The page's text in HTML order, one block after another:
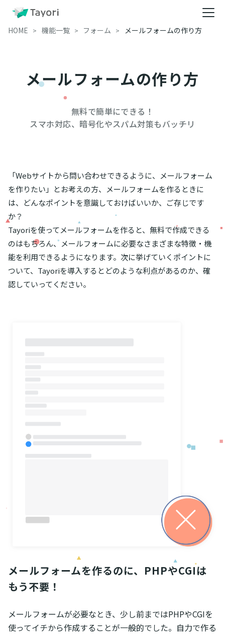
HOME 機能一覧 フォーム メールフォームの作り方
メールフォームの作り方
無料で簡単にできる！
スマホ対応、暗号化やスパム対策もバッチリ
「Webサイトから問い合わせできるように、メールフォーム
を作りたい」とお考えの方、メールフォームを作るときに
は、どんなポイントを意識しておけばいいか、ご存じです
か？
Tayoriを使ってメールフォームを作ると、無料で作成できる
のはもちろん、メールフォームに必要なさまざまな特徴・機
能を利用できるようになります。次に挙げていくポイントに
ついて、Tayoriを導入するとどのような利点があるのか、確
認していってください。
メールフォームを作るのに、PHPやCGIは
もう不要！
メールフォームが必要なとき、少し前まではPHPやCGIを
使ってイチから作成することが一般的でした。自力で作る